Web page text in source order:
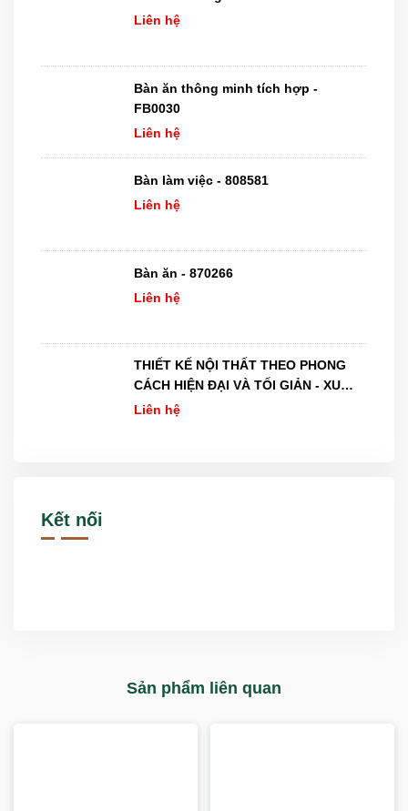
Liên hệ
Bàn ăn thông minh tích hợp -
FB0030
Liên hệ
Bàn làm việc - 808581
Liên hệ
Bàn ăn - 870266
Liên hệ
THIẾT KẾ NỘI THẤT THEO PHONG
CÁCH HIỆN ĐẠI VÀ TỐI GIẢN - XU
HƯỚNG MỚI NHẤT NĂM 2026
Liên hệ
Kết nối
Sản phẩm liên quan